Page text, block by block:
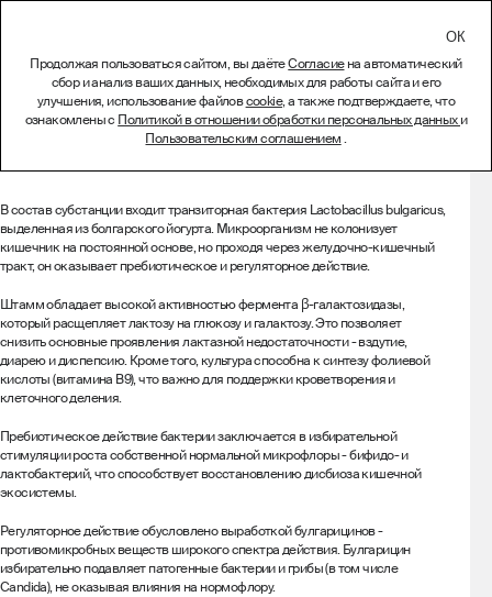
Лиофилизат Lactobacillus
bulgaricus ARTB-274
Описание
В состав субстанции входит транзиторная бактерия Lactobacillus bulgaricus,
выделенная из болгарского йогурта. Микроорганизм не колонизует
кишечник на постоянной основе, но проходя через желудочно-кишечный
тракт, он оказывает пребиотическое и регуляторное действие.
Штамм обладает высокой активностью фермента β-галактозидазы,
который расщепляет лактозу на глюкозу и галактозу. Это позволяет
снизить основные проявления лактазной недостаточности - вздутие,
диарею и диспепсию. Кроме того, культура способна к синтезу фолиевой
кислоты (витамина B9), что важно для поддержки кроветворения и
клеточного деления.
Пребиотическое действие бактерии заключается в избирательной
стимуляции роста собственной нормальной микрофлоры - бифидо- и
лактобактерий, что способствует восстановлению дисбиоза кишечной
экосистемы.
Регуляторное действие обусловлено выработкой булгарицинов -
противомикробных веществ широкого спектра действия. Булгарицин
избирательно подавляет патогенные бактерии и грибы (в том числе
Candida), не оказывая влияния на нормофлору.
Продолжая пользоваться сайтом, вы даётеСогласиена автоматический
сбор и анализ ваших данных, необходимых для работы сайта и его
улучшения, использование файловcookie, а также подтверждаете, что
ознакомлены с Политикой в отношении обработки персональных данныхи
Пользовательским соглашением.